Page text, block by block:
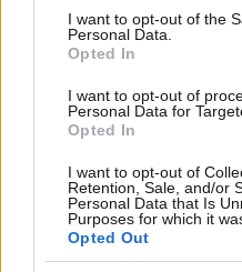
consent section.
I want to opt-out of the
Personal Data.
Opted In
I want to opt-out of
Personal Data for
Opted In
I want to opt-out of
Retention, Sale, and/or
Personal Data that Is
Purposes for which it
Opted Out